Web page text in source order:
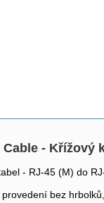
- Křížový
- RJ-45 (M) do
bez